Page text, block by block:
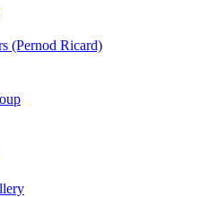
(Pernod Ricard)